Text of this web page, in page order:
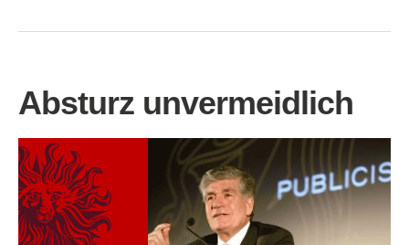
Absturz unvermeidlich